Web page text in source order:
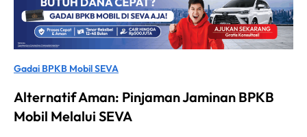
Gadai BPKB Mobil SEVA
Alternatif Aman: Pinjaman Jaminan BPKB
Mobil Melalui SEVA